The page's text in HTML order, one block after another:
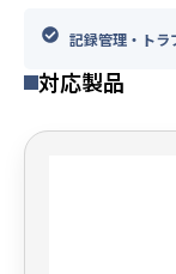
記録管理・トラ
対応製品